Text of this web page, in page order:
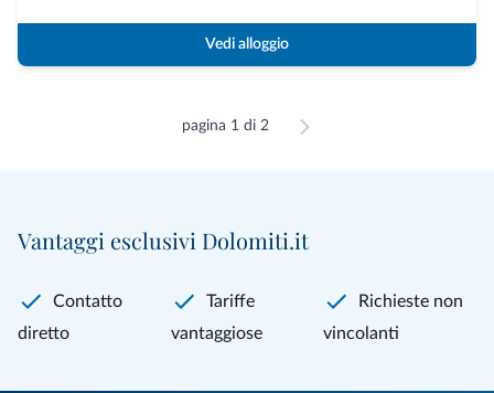
Vedi alloggio
pagina 1 di 2
Vantaggi esclusivi Dolomiti.it
Contatto
diretto
Tariffe
vantaggiose
Richieste non
vincolanti